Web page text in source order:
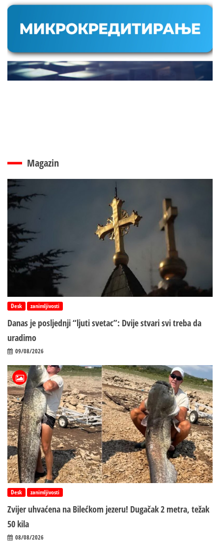
Magazin
Desk zanimljivosti
Danas je posljednji “ljuti svetac”: Dvije stvari svi treba da
uradimo
09/08/2026
Desk zanimljivosti
Zvijer uhvaćena na Bilećkom jezeru! Dugačak 2 metra, težak
50 kila
08/08/2026